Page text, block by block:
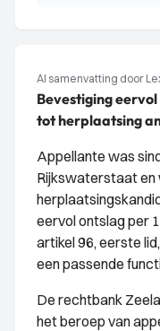
AI samenvatting door
Bevestiging
tot herplaatsing
Appellante was
Rijkswaterstaat en
eervol ontslag per
artikel 96, eerste
een passende
De rechtbank
het beroep van